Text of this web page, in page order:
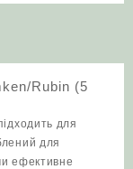
Rubin (5
для
для
ефективне